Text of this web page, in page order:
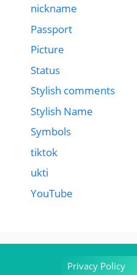
nickname
Passport
Picture
Status
Stylish comments
Stylish Name
Symbols
tiktok
ukti
YouTube
Privacy Policy